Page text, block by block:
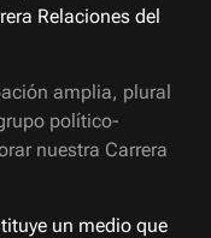
Relaciones del
amplia, plural
político-
nuestra Carrera
un medio que